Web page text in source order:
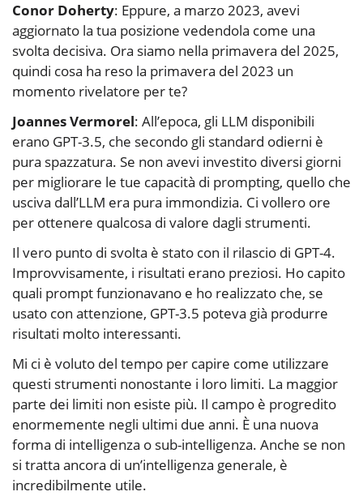
Conor Doherty: Eppure, a marzo 2023, avevi
aggiornato la tua posizione vedendola come una
svolta decisiva. Ora siamo nella primavera del 2025,
quindi cosa ha reso la primavera del 2023 un
momento rivelatore per te?
Joannes Vermorel: All’epoca, gli LLM disponibili
erano GPT-3.5, che secondo gli standard odierni è
pura spazzatura. Se non avevi investito diversi giorni
per migliorare le tue capacità di prompting, quello che
usciva dall’LLM era pura immondizia. Ci vollero ore
per ottenere qualcosa di valore dagli strumenti.
Il vero punto di svolta è stato con il rilascio di GPT-4.
Improvvisamente, i risultati erano preziosi. Ho capito
quali prompt funzionavano e ho realizzato che, se
usato con attenzione, GPT-3.5 poteva già produrre
risultati molto interessanti.
Mi ci è voluto del tempo per capire come utilizzare
questi strumenti nonostante i loro limiti. La maggior
parte dei limiti non esiste più. Il campo è progredito
enormemente negli ultimi due anni. È una nuova
forma di intelligenza o sub-intelligenza. Anche se non
si tratta ancora di un’intelligenza generale, è
incredibilmente utile.